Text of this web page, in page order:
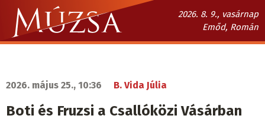
Ugrás
tartalomra
2026. 8. 9., vasárnap
Emőd, Román
Múzsa.sk
navigáció
2026. május 25., 10:36 B. Vida Júlia
Boti és Fruzsi a Csallóközi Vásárban